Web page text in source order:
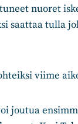
nuoret
saattaa tulla
viime
joutua